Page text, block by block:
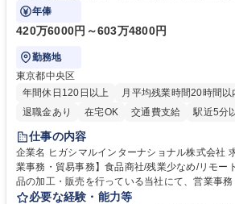
事業の根幹を支えていただきます。
年俸
420万6000円～603万4800円
勤務地
東京都中央区
年間休日120日以上
月平均残業時間20時間以
退職金あり
在宅OK 交通費支給 駅近5分
仕事の内容
企業名 ヒガシマルインターナショナル株式会社 求人名 東京都中央区【営
業事務・貿易事務】食品商社/残業少なめ/リモート等相談可
品の加工・販売を行っている当社にて、営業事
します。営業社員のサポートポジションとして、
必要な経験・能力等